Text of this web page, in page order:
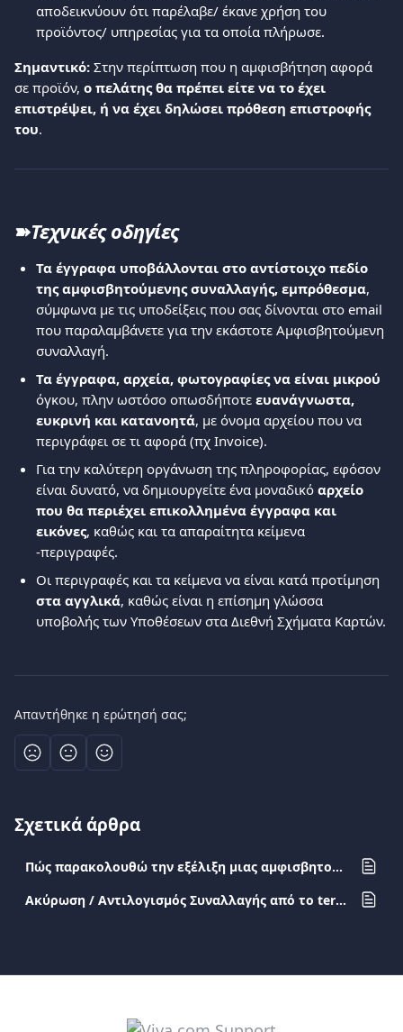
αποδεικνύουν ότι παρέλαβε/ έκανε χρήση του
προϊόντος/ υπηρεσίας για τα οποία πλήρωσε.
Σημαντικό: Στην περίπτωση που η αμφισβήτηση αφορά
σε προϊόν, ο πελάτης θα πρέπει είτε να το έχει
επιστρέψει, ή να έχει δηλώσει πρόθεση επιστροφής
του.
➽Τεχνικές οδηγίες
Τα έγγραφα υποβάλλονται στο αντίστοιχο πεδίο
της αμφισβητούμενης συναλλαγής, εμπρόθεσμα,
σύμφωνα με τις υποδείξεις που σας δίνονται στο email
που παραλαμβάνετε για την εκάστοτε Αμφισβητούμενη
συναλλαγή.
Τα έγγραφα, αρχεία, φωτογραφίες να είναι μικρού
όγκου, πλην ωστόσο οπωσδήποτε ευανάγνωστα,
ευκρινή και κατανοητά, με όνομα αρχείου που να
περιγράφει σε τι αφορά (πχ Invoice).
Για την καλύτερη οργάνωση της πληροφορίας, εφόσον
είναι δυνατό, να δημιουργείτε ένα μοναδικό αρχείο
που θα περιέχει επικολλημένα έγγραφα και
εικόνες, καθώς και τα απαραίτητα κείμενα
-περιγραφές.
Οι περιγραφές και τα κείμενα να είναι κατά προτίμηση
στα αγγλικά, καθώς είναι η επίσημη γλώσσα
υποβολής των Υποθέσεων στα Διεθνή Σχήματα Καρτών.
Απαντήθηκε η ερώτησή σας;
Σχετικά άρθρα
Πώς παρακολουθώ την εξέλιξη μιας αμφισβητούμενης συναλλαγής;
Ακύρωση / Αντιλογισμός Συναλλαγής από το terminal app ή μέσα από τον viva.com λογαριασμό σας